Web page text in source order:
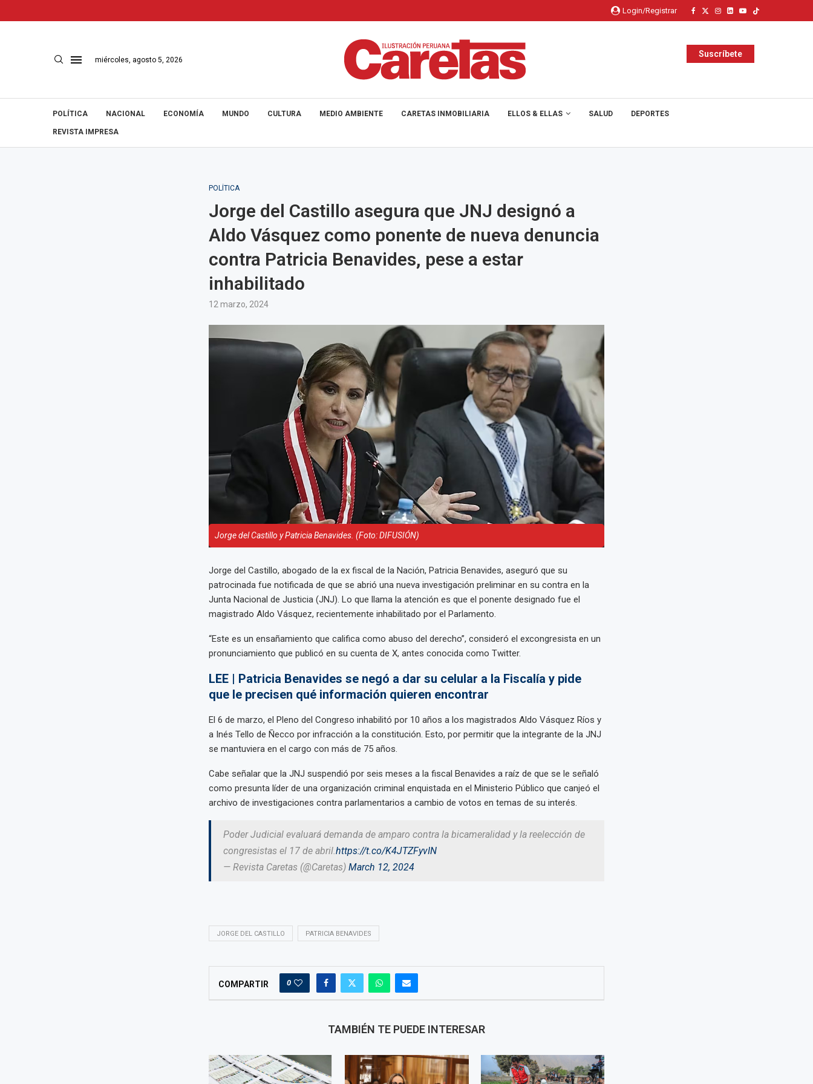
Login/Registrar
miércoles, agosto 5, 2026
Suscríbete
POLÍTICA NACIONAL ECONOMÍA MUNDO CULTURA MEDIO AMBIENTE CARETAS INMOBILIARIA ELLOS & ELLAS SALUD DEPORTES
REVISTA IMPRESA
POLÍTICA
Jorge del Castillo asegura que JNJ designó a
Aldo Vásquez como ponente de nueva denuncia
contra Patricia Benavides, pese a estar
inhabilitado
12 marzo, 2024
Jorge del Castillo y Patricia Benavides. (Foto: DIFUSIÓN)
Jorge del Castillo, abogado de la ex fiscal de la Nación, Patricia Benavides, aseguró que su
patrocinada fue notificada de que se abrió una nueva investigación preliminar en su contra en la
Junta Nacional de Justicia (JNJ). Lo que llama la atención es que el ponente designado fue el
magistrado Aldo Vásquez, recientemente inhabilitado por el Parlamento.
“Este es un ensañamiento que califica como abuso del derecho”, consideró el excongresista en un
pronunciamiento que publicó en su cuenta de X, antes conocida como Twitter.
LEE | Patricia Benavides se negó a dar su celular a la Fiscalía y pide
que le precisen qué información quieren encontrar
El 6 de marzo, el Pleno del Congreso inhabilitó por 10 años a los magistrados Aldo Vásquez Ríos y
a Inés Tello de Ñecco por infracción a la constitución. Esto, por permitir que la integrante de la JNJ
se mantuviera en el cargo con más de 75 años.
Cabe señalar que la JNJ suspendió por seis meses a la fiscal Benavides a raíz de que se le señaló
como presunta líder de una organización criminal enquistada en el Ministerio Público que canjeó el
archivo de investigaciones contra parlamentarios a cambio de votos en temas de su interés.
Poder Judicial evaluará demanda de amparo contra la bicameralidad y la reelección de
congresistas el 17 de abril.https://t.co/K4JTZFyvIN
— Revista Caretas (@Caretas) March 12, 2024
JORGE DEL CASTILLO PATRICIA BENAVIDES
COMPARTIR 0
TAMBIÉN TE PUEDE INTERESAR